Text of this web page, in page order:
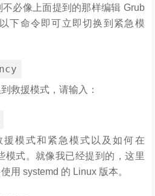
必像上面提到的那样编辑 Grub
下命令即可立即切换到紧急模
救援模式，请输入：
模式和紧急模式以及如何在
模式。就像我已经提到的，这里
用 systemd 的 Linux 版本。